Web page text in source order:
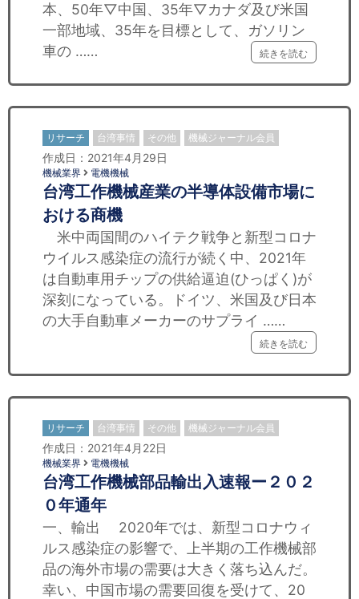
本、50年▽中国、35年▽カナダ及び米国
一部地域、35年を目標として、ガソリン
車の ……
続きを読む
リサーチ 台湾事情 その他 機械ジャーナル会員
作成日：2021年4月29日
機械業界 電機機械
台湾工作機械産業の半導体設備市場に
おける商機
米中両国間のハイテク戦争と新型コロナ
ウイルス感染症の流行が続く中、2021年
は自動車用チップの供給逼迫(ひっぱく)が
深刻になっている。ドイツ、米国及び日本
の大手自動車メーカーのサプライ ……
続きを読む
リサーチ 台湾事情 その他 機械ジャーナル会員
作成日：2021年4月22日
機械業界 電機機械
台湾工作機械部品輸出入速報ー２０２
０年通年
一、輸出 2020年では、新型コロナウィ
ルス感染症の影響で、上半期の工作機械部
品の海外市場の需要は大きく落ち込んだ。
幸い、中国市場の需要回復を受けて、20